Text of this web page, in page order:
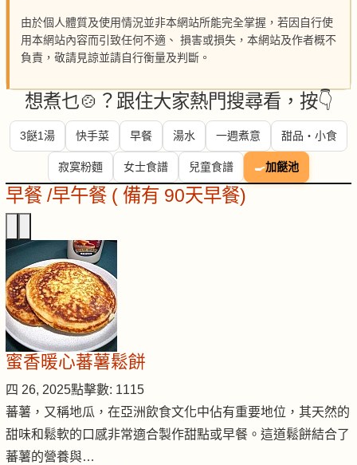
由於個人體質及使用情況並非本網站所能完全掌握，若因自行使
用本網站內容而引致任何不適、 損害或損失，本網站及作者概不
負責，敬請見諒並請自行衡量及判斷。
想煮乜🍲？跟住大家熱門搜尋看，按👇
3餸1湯 快手菜 早餐 湯水 一週煮意 甜品・小食
寂寞粉麵 女士食譜 兒童食譜 🍳加餸池
早餐 /早午餐 ( 備有 90天早餐)
蜜香暖心蕃薯鬆餅
四 26, 2025點擊數: 1115
蕃薯，又稱地瓜，在亞洲飲食文化中佔有重要地位，其天然的
甜味和鬆軟的口感非常適合製作甜點或早餐。這道鬆餅結合了
蕃薯的營養與…